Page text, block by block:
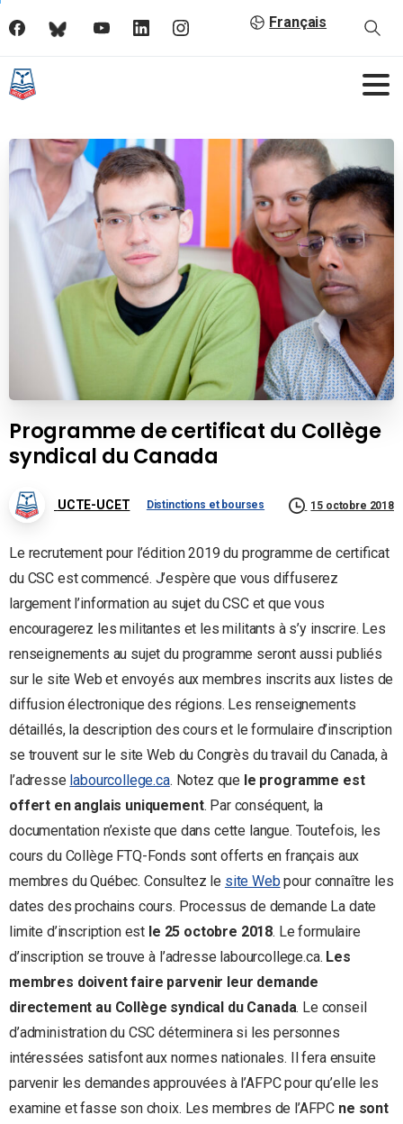
Français
Programme de certificat du Collège
syndical du Canada
UCTE-UCET Distinctions et bourses 15 octobre 2018
Le recrutement pour l’édition 2019 du programme de certificat
du CSC est commencé. J’espère que vous diffuserez
largement l’information au sujet du CSC et que vous
encouragerez les militantes et les militants à s’y inscrire. Les
renseignements au sujet du programme seront aussi publiés
sur le site Web et envoyés aux membres inscrits aux listes de
diffusion électronique des régions. Les renseignements
détaillés, la description des cours et le formulaire d’inscription
se trouvent sur le site Web du Congrès du travail du Canada, à
l’adresse labourcollege.ca. Notez que le programme est
offert en anglais uniquement. Par conséquent, la
documentation n’existe que dans cette langue. Toutefois, les
cours du Collège FTQ-Fonds sont offerts en français aux
membres du Québec. Consultez le site Web pour connaître les
dates des prochains cours. Processus de demande La date
limite d’inscription est le 25 octobre 2018. Le formulaire
d’inscription se trouve à l’adresse labourcollege.ca. Les
membres doivent faire parvenir leur demande
directement au Collège syndical du Canada. Le conseil
d’administration du CSC déterminera si les personnes
intéressées satisfont aux normes nationales. Il fera ensuite
parvenir les demandes approuvées à l’AFPC pour qu’elle les
examine et fasse son choix. Les membres de l’AFPC ne sont